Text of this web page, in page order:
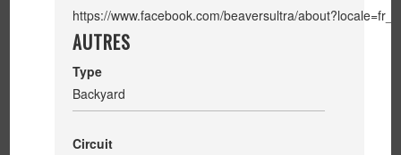
https://www.facebook.com/beaversultra/
AUTRES
Type
Backyard
Circuit